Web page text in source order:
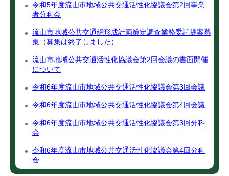
令和5年度流山市地域公共交通活性化協議会第2回事業
者分科会
流山市地域公共交通網形成計画策定調査業務委託提案募
集（募集は終了しました）
流山市地域公共交通活性化協議会第2回会議の書面開催
について
令和6年度流山市地域公共交通活性化協議会第3回会議
令和6年度流山市地域公共交通活性化協議会第4回会議
令和6年度流山市地域公共交通活性化協議会第3回分科
会
令和6年度流山市地域公共交通活性化協議会第4回分科
会